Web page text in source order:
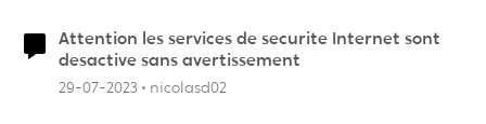
Attention les services de securite Internet sont
desactive sans avertissement
29-07-2023 nicolasd02